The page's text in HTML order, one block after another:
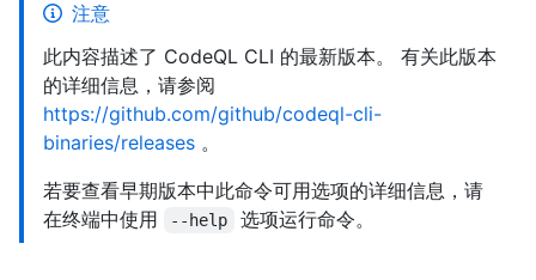
注意
此内容描述了 CodeQL CLI 的最新版本。 有关此版本
的详细信息，请参阅
https://github.com/github/codeql-cli-
binaries/releases 。
若要查看早期版本中此命令可用选项的详细信息，请
在终端中使用
--help 选项运行命令。